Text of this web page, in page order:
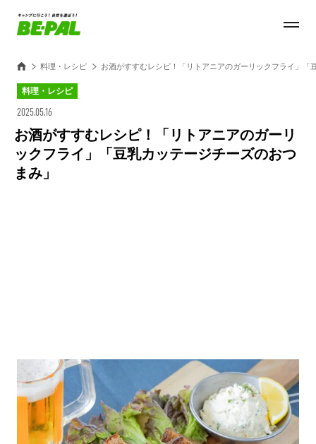
料理・レシピ お酒がすすむレシピ！「リトアニアのガーリックフライ」「
料理・レシピ
2025.05.16
お酒がすすむレシピ！「リトアニアのガーリ
ックフライ」「豆乳カッテージチーズのおつ
まみ」